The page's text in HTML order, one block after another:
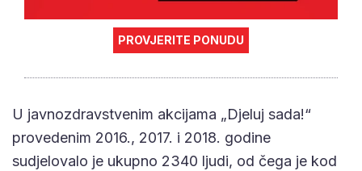
PROVJERITE PONUDU
U javnozdravstvenim akcijama „Djeluj sada!“
provedenim 2016., 2017. i 2018. godine
sudjelovalo je ukupno 2340 ljudi, od čega je kod